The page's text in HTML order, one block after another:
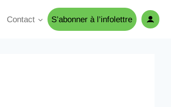
Contact S’abonner à l’infolettre